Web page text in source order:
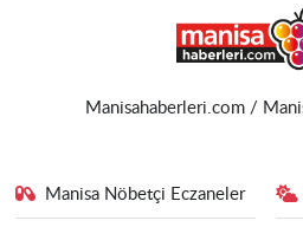
Manisahaberleri.com /
Manisa Nöbetçi Eczaneler